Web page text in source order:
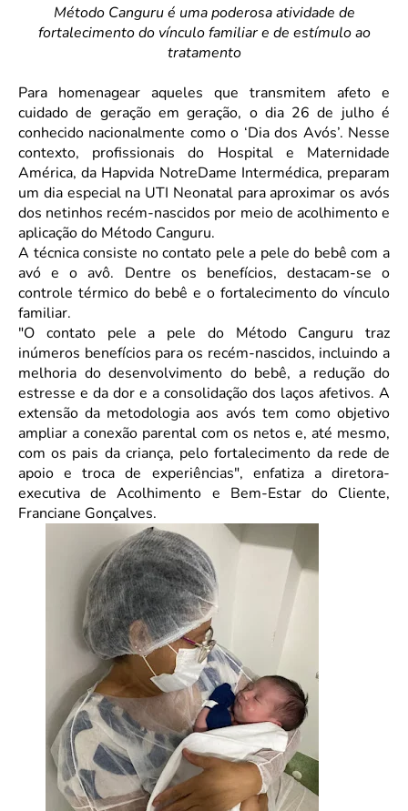
Método Canguru é uma poderosa atividade de
fortalecimento do vínculo familiar e de estímulo ao
tratamento
Para homenagear aqueles que transmitem afeto e
cuidado de geração em geração, o dia 26 de julho é
conhecido nacionalmente como o ‘Dia dos Avós’. Nesse
contexto, profissionais do Hospital e Maternidade
América, da Hapvida NotreDame Intermédica, preparam
um dia especial na UTI Neonatal para aproximar os avós
dos netinhos recém-nascidos por meio de acolhimento e
aplicação do Método Canguru.
A técnica consiste no contato pele a pele do bebê com a
avó e o avô. Dentre os benefícios, destacam-se o
controle térmico do bebê e o fortalecimento do vínculo
familiar.
"O contato pele a pele do Método Canguru traz
inúmeros benefícios para os recém-nascidos, incluindo a
melhoria do desenvolvimento do bebê, a redução do
estresse e da dor e a consolidação dos laços afetivos. A
extensão da metodologia aos avós tem como objetivo
ampliar a conexão parental com os netos e, até mesmo,
com os pais da criança, pelo fortalecimento da rede de
apoio e troca de experiências", enfatiza a diretora-
executiva de Acolhimento e Bem-Estar do Cliente,
Franciane Gonçalves.